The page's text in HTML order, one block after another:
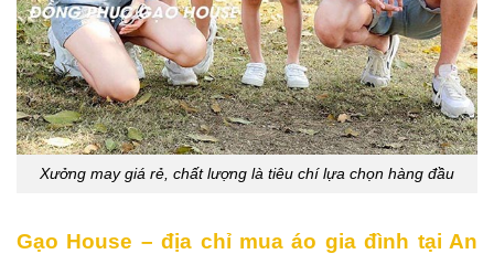
Xưởng may giá rẻ, chất lượng là tiêu chí lựa chọn hàng đầu
Gạo House – địa chỉ mua áo gia đình tại An